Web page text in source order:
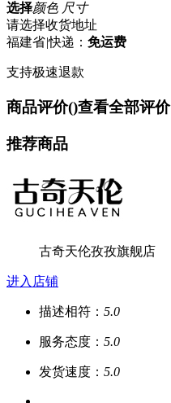
选择颜色 尺寸
请选择收货地址
福建省|快递： 免运费
支持极速退款
商品评价()查看全部评价
推荐商品
古奇天伦孜孜旗舰店
进入店铺
描述相符： 5.0
服务态度： 5.0
发货速度： 5.0